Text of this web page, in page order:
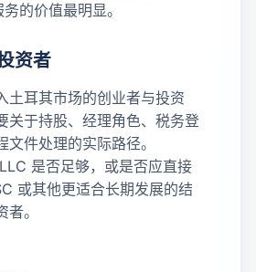
的价值最明显。
资者
土耳其市场的创业者与投资
关于持股、经理角色、税务登
文件处理的实际路径。
是否足够，或是否应直接
或其他更适合长期发展的结
。